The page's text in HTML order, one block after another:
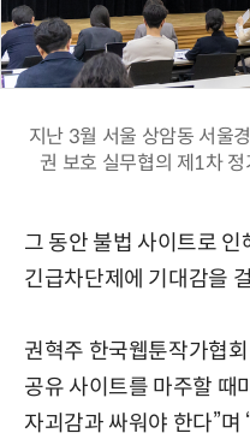
지난 3월 서울 상암동 서울
권 보호 실무협의 제1차
그 동안 불법 사이트로
긴급차단제에 기대감을
권혁주 한국웹툰작가협
공유 사이트를 마주할 때
자괴감과 싸워야 한다”며